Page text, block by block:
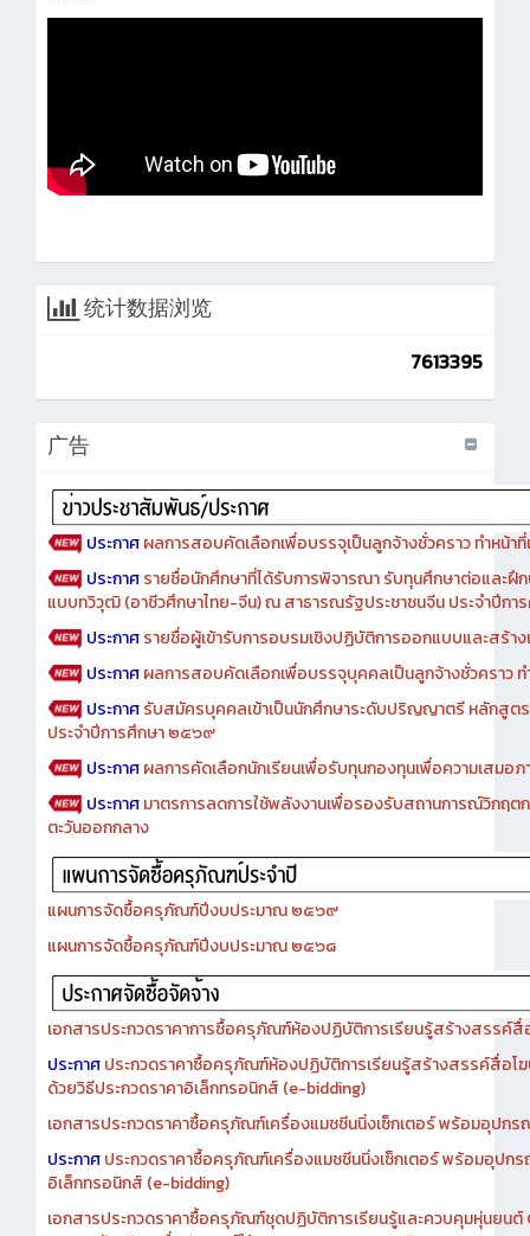
7613395
ประกาศผลการสอบคัดเลือกเพื่อบรรจุเป็นลูกจ้างชั่วคราว ทำหน้าที่
ประกาศ รายชื่อนักศึกษาที่ได้รับการพิจารณา รับทุนศึกษาต่อและฝึ
แบบทวิวุฒิ (อาชีวศึกษาไทย-จีน) ณ สาธารณรัฐประชาชนจีน ประจำปีก
ประกาศรายชื่อผู้เข้ารับการอบรมเชิงปฏิบัติการออกแบบและสร้า
ประกาศผลการสอบคัดเลือกเพื่อบรรจุบุคคลเป็นลูกจ้างชั่วคราว ท
ประกาศรับสมัครบุคคลเข้าเป็นนักศึกษาระดับปริญญาตรี หลักสูต
ประจำปีการศึกษา ๒๕๖๙
ประกาศผลการคัดเลือกนักเรียนเพื่อรับทุนกองทุนเพื่อความเสมอ
ประกาศมาตรการลดการใช้พลังงานเพื่อรองรับสถานการณ์วิกฤ
ตะวันออกกลาง
แผนการจัดซื้อครุภัณฑ์ปีงบประมาณ ๒๕๖๙
แผนการจัดซื้อครุภัณฑ์ปีงบประมาณ ๒๕๖๘
เอกสารประกวดราคาการซื้อครุภัณฑ์ห้องปฏิบัติการเรียนรู้สร้างสรรค์
ประกาศ ประกวดราคาซื้อครุภัณฑ์ห้องปฏิบัติการเรียนรู้สร้างสรรค์สื่อโ
ด้วยวิธีประกวดราคาอิเล็กทรอนิกส์ (e-bidding)
เอกสารประกวดราคาซื้อครุภัณฑ์เครื่องแมชชีนนิ่งเซ็กเตอร์ พร้อมอุปก
ประกาศประกวดราคาซื้อครุภัณฑ์เครื่องแมชชีนนิ่งเซ็กเตอร์ พร้อมอุปก
อิเล็กทรอนิกส์ (e-bidding)